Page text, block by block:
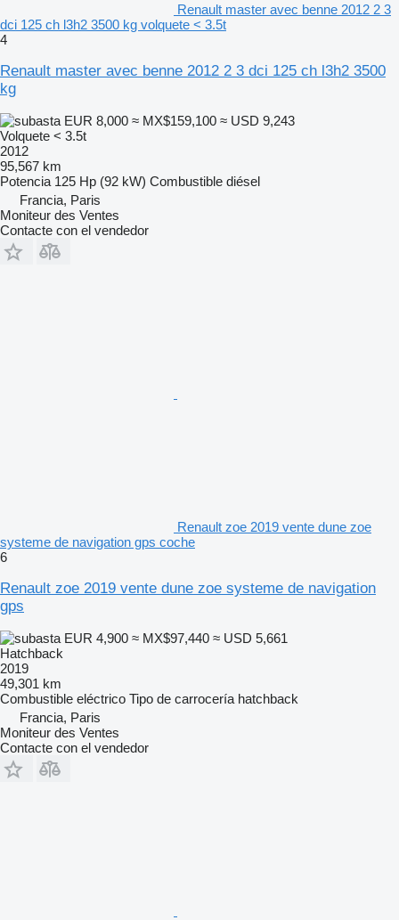
Renault master avec benne 2012 2 3
dci 125 ch l3h2 3500 kg volquete < 3.5t
4
Renault master avec benne 2012 2 3 dci 125 ch l3h2 3500
kg
EUR 8,000 ≈ MX$159,100 ≈ USD 9,243
Volquete < 3.5t
2012
95,567 km
Potencia 125 Hp (92 kW) Combustible diésel
Francia, Paris
Moniteur des Ventes
Contacte con el vendedor
Renault zoe 2019 vente dune zoe
systeme de navigation gps coche
6
Renault zoe 2019 vente dune zoe systeme de navigation
gps
EUR 4,900 ≈ MX$97,440 ≈ USD 5,661
Hatchback
2019
49,301 km
Combustible eléctrico Tipo de carrocería hatchback
Francia, Paris
Moniteur des Ventes
Contacte con el vendedor